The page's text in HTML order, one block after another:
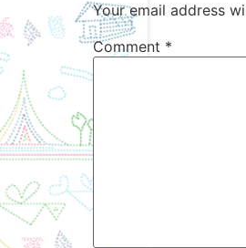
Your email address
Comment *